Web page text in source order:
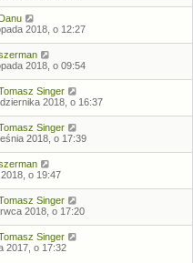
2018, o 12:27
2018, o 09:54
Singer
2018, o 16:37
Singer
2018, o 17:39
o 19:47
Singer
2018, o 17:20
Singer
2017, o 17:32